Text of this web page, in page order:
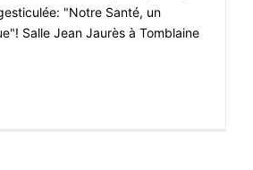
#ACTIONS
"Notre Santé, un
Salle Jean Jaurès à Tomblaine